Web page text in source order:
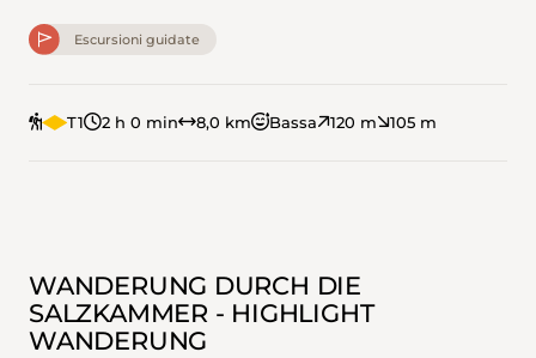
Escursioni guidate
T1 2 h 0 min 8,0 km Bassa 120 m 105 m
WANDERUNG DURCH DIE
SALZKAMMER - HIGHLIGHT
WANDERUNG